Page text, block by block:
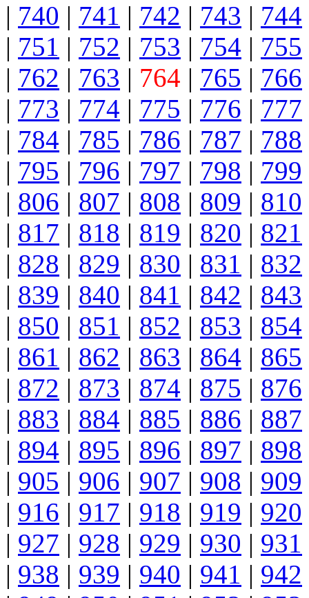
| 740 | 741 | 742 | 743 | 744
| 751 | 752 | 753 | 754 | 755
| 762 | 763 | 764 | 765 | 766
| 773 | 774 | 775 | 776 | 777
| 784 | 785 | 786 | 787 | 788
| 795 | 796 | 797 | 798 | 799
| 806 | 807 | 808 | 809 | 810
| 817 | 818 | 819 | 820 | 821
| 828 | 829 | 830 | 831 | 832
| 839 | 840 | 841 | 842 | 843
| 850 | 851 | 852 | 853 | 854
| 861 | 862 | 863 | 864 | 865
| 872 | 873 | 874 | 875 | 876
| 883 | 884 | 885 | 886 | 887
| 894 | 895 | 896 | 897 | 898
| 905 | 906 | 907 | 908 | 909
| 916 | 917 | 918 | 919 | 920
| 927 | 928 | 929 | 930 | 931
| 938 | 939 | 940 | 941 | 942